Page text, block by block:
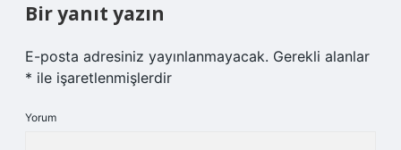
Bir yanıt yazın
E-posta adresiniz yayınlanmayacak. Gerekli alanlar
* ile işaretlenmişlerdir
Yorum